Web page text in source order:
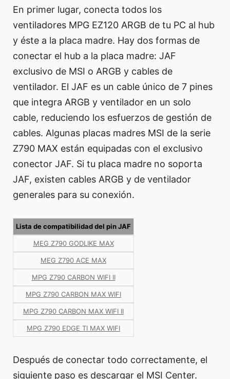
En primer lugar, conecta todos los
ventiladores MPG EZ120 ARGB de tu PC al hub
y éste a la placa madre. Hay dos formas de
conectar el hub a la placa madre: JAF
exclusivo de MSI o ARGB y cables de
ventilador. El JAF es un cable único de 7 pines
que integra ARGB y ventilador en un solo
cable, reduciendo los esfuerzos de gestión de
cables. Algunas placas madres MSI de la serie
Z790 MAX están equipadas con el exclusivo
conector JAF. Si tu placa madre no soporta
JAF, existen cables ARGB y de ventilador
generales para su conexión.
Lista de compatibilidad del pin JAF
MEG Z790 GODLIKE MAX
MEG Z790 ACE MAX
MPG Z790 CARBON WIFI II
MPG Z790 CARBON MAX WIFI
MPG Z790 CARBON MAX WIFI II
MPG Z790 EDGE TI MAX WIFI
Después de conectar todo correctamente, el
siguiente paso es descargar el MSI Center.